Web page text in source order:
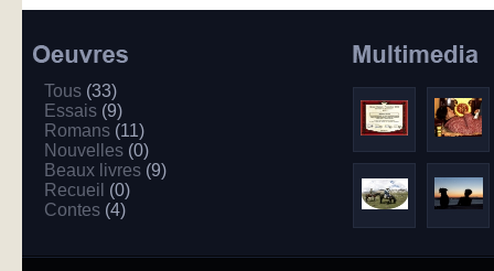
Tous (33)
Essais (9)
Romans (11)
Nouvelles (0)
Beaux livres (9)
Recueil (0)
Contes (4)